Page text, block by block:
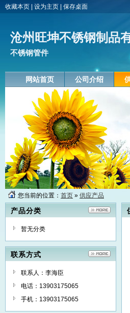
收藏本页 设为主页 保存桌面
沧州旺坤不锈钢制品
不锈钢管件
网站首页 公司介绍
您当前的位置： 首页 » 供应产品
产品分类
暂无分类
联系方式
联系人：李海臣
电话：13903175065
手机：13903175065